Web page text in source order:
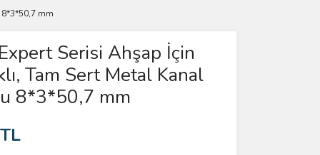
8*3*50,7 mm
Serisi Ahşap İçin
Tam Sert Metal Kanal
8*3*50,7 mm